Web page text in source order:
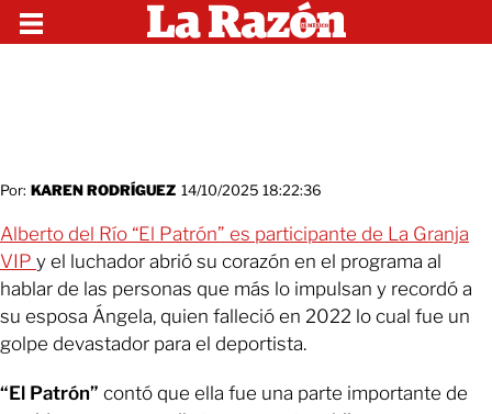
Por: KAREN RODRÍGUEZ 14/10/2025 18:22:36
Alberto del Río “El Patrón” es participante de La Granja
VIP y el luchador abrió su corazón en el programa al
hablar de las personas que más lo impulsan y recordó a
su esposa Ángela, quien falleció en 2022 lo cual fue un
golpe devastador para el deportista.
“El Patrón” contó que ella fue una parte importante de